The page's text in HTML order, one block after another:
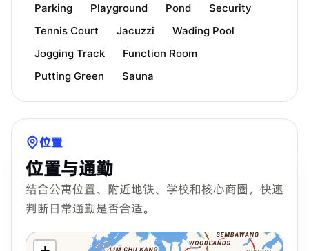
Parking
Playground Pond
Security
Tennis Court
Jacuzzi
Wading Pool
Jogging Track
Function Room
Putting Green
Sauna
位置
位置与通勤
结合公寓位置、附近地铁、学校和核心商圈，快速
判断日常通勤是否合适。